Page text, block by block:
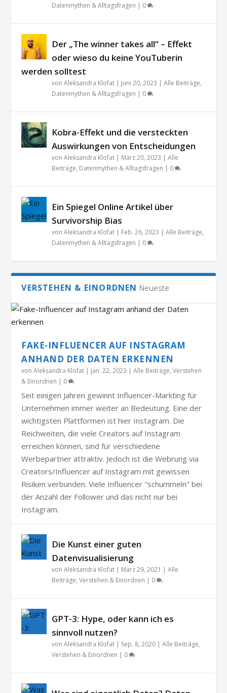
Datenmythen & Alltagsfragen | 0
Der „The winner takes all“ – Effekt
oder wieso du keine YouTuberin
werden solltest
vonAleksandra Klofat | Juni 20, 2023 |Alle Beiträge,
Datenmythen & Alltagsfragen | 0
Kobra-Effekt und die versteckten
Auswirkungen von Entscheidungen
vonAleksandra Klofat | März 20, 2023 |Alle
Beiträge, Datenmythen & Alltagsfragen | 0
Ein Spiegel Online Artikel über
Survivorship Bias
vonAleksandra Klofat | Feb. 26, 2023 |Alle Beiträge,
Datenmythen & Alltagsfragen | 0
VERSTEHEN & EINORDNEN Neueste
FAKE-INFLUENCER AUF INSTAGRAM
ANHAND DER DATEN ERKENNEN
vonAleksandra Klofat | Jan. 22, 2023 |Alle Beiträge,Verstehen
& Einordnen | 0
Seit einigen Jahren gewinnt Influencer-Markting für
Unternehmen immer weiter an Bedeutung. Eine der
wichtigsten Plattformen ist hier Instagram. Die
Reichweiten, die viele Creators auf Instagram
erreichen können, sind für verschiedene
Werbepartner attraktiv. Jedoch ist die Webrung via
Creators/Influencer auf Instagram mit gewissen
Risiken verbunden. Viele Influencer "schummeln" bei
der Anzahl der Follower und das nicht nur bei
Instagram.
Die Kunst einer guten
Datenvisualisierung
vonAleksandra Klofat | März 29, 2021 |Alle
Beiträge,Verstehen & Einordnen | 0
GPT-3: Hype, oder kann ich es
sinnvoll nutzen?
vonAleksandra Klofat | Sep. 8, 2020 |Alle Beiträge,
Verstehen & Einordnen | 0